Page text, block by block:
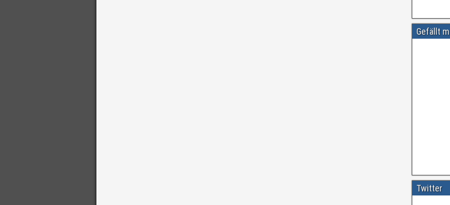
Gefällt
Twitter
ift.tt/
Vor etwa 3